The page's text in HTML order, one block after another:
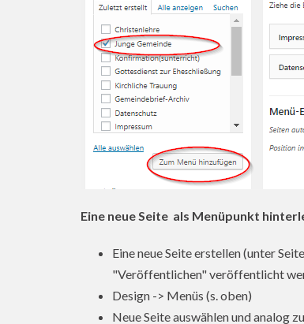
Eine neue Seite als Menüpunkt
Eine neue Seite erstellen (unter
"Veröffentlichen" veröffentlicht
Design -> Menüs (s. oben)
Neue Seite auswählen und analog